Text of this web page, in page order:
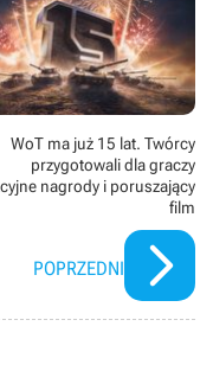
WoT ma już 15 lat. Twórcy
przygotowali dla graczy
nagrody i poruszający
film
POPRZEDNI